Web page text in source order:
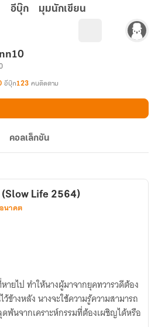
อีบุ๊ก มุมนักเขียน
อีบุ๊ก123 คนติดตาม
คอลเล็กชัน
Life 2564)
นาคต
ายไป ทำให้นางผู้มาจากยุคทวารวดีต้อง
ข้างหลัง นางจะใช้ความรู้ความสามารถ
พ้นจากเคราะห์กรรมที่ต้องเผชิญได้หรือ